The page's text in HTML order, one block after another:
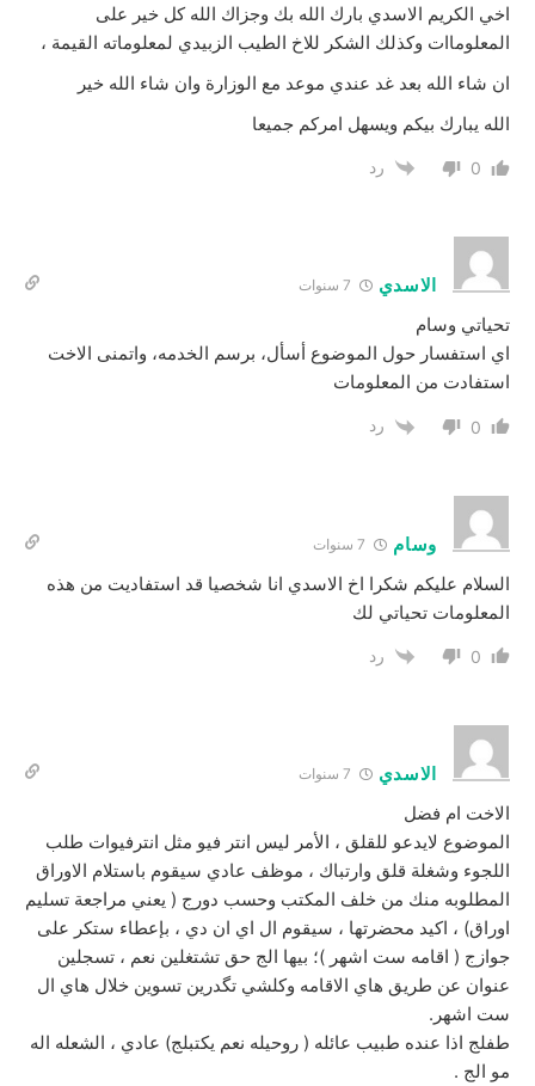
اخي الكريم الاسدي بارك الله بك وجزاك الله كل خير على
المعلوماات وكذلك الشكر للاخ الطيب الزبيدي لمعلوماته القيمة ،
ان شاء الله بعد غد عندي موعد مع الوزارة وان شاء الله خير
الله يبارك بيكم ويسهل امركم جميعا
0 رد
الاسدي
تحياتي وسام
اي استفسار حول الموضوع أسأل، برسم الخدمه، واتمنى الاخت
استفادت من المعلومات
0 رد
وسام
السلام عليكم شكرا اخ الاسدي انا شخصيا قد استفاديت من هذه
المعلومات تحياتي لك
0 رد
الاسدي
الاخت ام فضل
الموضوع لايدعو للقلق ، الأمر ليس انتر فيو مثل انترفيوات طلب
اللجوء وشغلة قلق وارتباك ، موظف عادي سيقوم باستلام الاوراق
المطلوبه منك من خلف المكتب وحسب دورج ( يعني مراجعة تسليم
اوراق) ، اكيد محضرتها ، سيقوم ال اي ان دي ، بإعطاء ستكر على
جوازج ( اقامه ست اشهر )؛ بيها الج حق تشتغلين نعم ، تسجلين
عنوان عن طريق هاي الاقامه وكلشي تگدرين تسوين خلال هاي ال
ست اشهر.
طفلج اذا عنده طبيب عائله ( روحيله نعم يكتبلج) عادي ، الشعله اله
مو الج .